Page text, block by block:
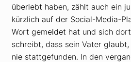
überlebt haben, zählt auch ein
kürzlich auf der Social-Media-
Wort gemeldet hat und sich
schreibt, dass sein Vater
nie stattgefunden. In den